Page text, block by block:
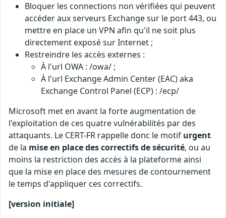
Bloquer les connections non vérifiées qui peuvent
accéder aux serveurs Exchange sur le port 443, ou
mettre en place un VPN afin qu'il ne soit plus
directement exposé sur Internet ;
Restreindre les accès externes :
À l'url OWA : /owa/ ;
À l'url Exchange Admin Center (EAC) aka
Exchange Control Panel (ECP) : /ecp/
Microsoft met en avant la forte augmentation de
l'exploitation de ces quatre vulnérabilités par des
attaquants. Le CERT-FR rappelle donc le motif urgent
de la mise en place des correctifs de sécurité, ou au
moins la restriction des accès à la plateforme ainsi
que la mise en place des mesures de contournement
le temps d'appliquer ces correctifs.
[version initiale]